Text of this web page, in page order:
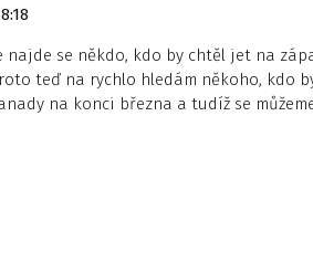
najde se někdo, kdo by chtěl jet na
teď na rychlo hledám někoho, kdo
na konci března a tudíž se